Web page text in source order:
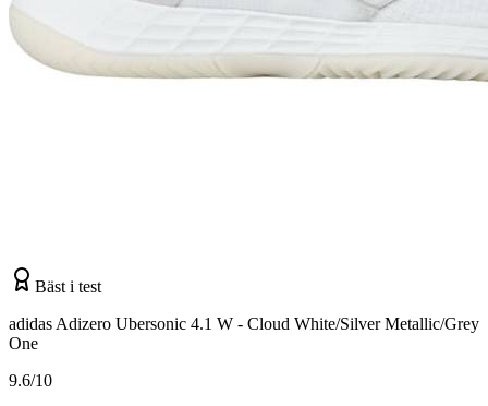
Bäst i test
adidas Adizero Ubersonic 4.1 W - Cloud White/Silver Metallic/Grey
One
9.6/10